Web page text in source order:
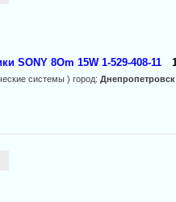
SONY 8Om 15W 1-529-408-11
системы ) город: Днепропетровск